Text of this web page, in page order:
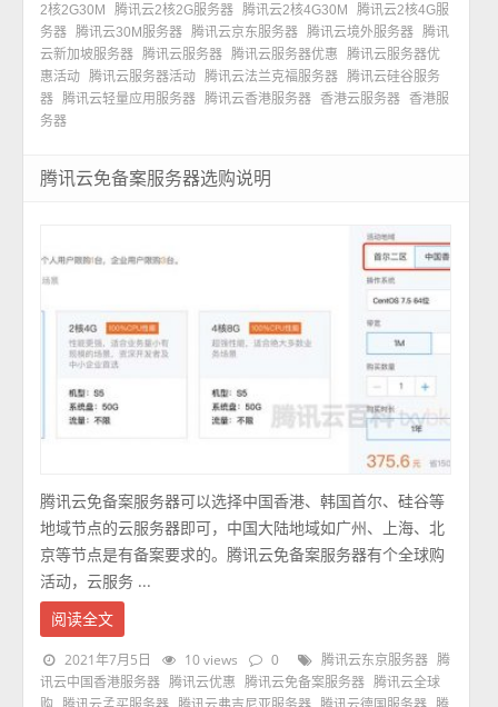
2核2G30M
腾讯云2核2G服务器 腾讯云2核4G30M
腾讯云2核4G服
务器 腾讯云30M服务器 腾讯云京东服务器 腾讯云境外服务器 腾讯
云新加坡服务器 腾讯云服务器 腾讯云服务器优惠
腾讯云服务器优
惠活动 腾讯云服务器活动 腾讯云法兰克福服务器 腾讯云硅谷服务
器 腾讯云轻量应用服务器 腾讯云香港服务器 香港云服务器 香港服
务器
腾讯云免备案服务器选购说明
腾讯云免备案服务器可以选择中国香港、韩国首尔、硅谷等
地域节点的云服务器即可，中国大陆地域如广州、上海、北
京等节点是有备案要求的。腾讯云免备案服务器有个全球购
活动，云服务 ...
阅读全文
2021年7月5日 10 views 0 腾讯云东京服务器
腾
讯云中国香港服务器 腾讯云优惠 腾讯云免备案服务器 腾讯云全球